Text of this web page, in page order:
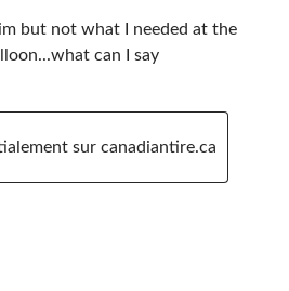
but not what I needed at the
can I say
sur canadiantire.ca